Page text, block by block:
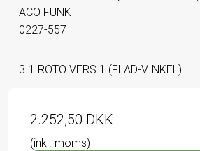
ACO FUNKI
0227-557
3I1 ROTO VERS.1 (FLAD-VINKEL)
2.252,50 DKK
(inkl. moms)